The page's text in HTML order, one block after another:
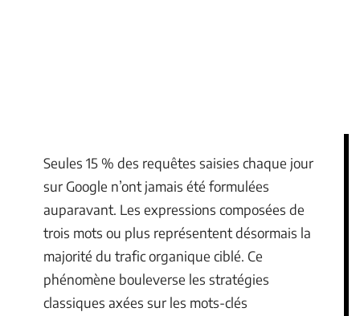
Seules 15 % des requêtes saisies chaque jour
sur Google n’ont jamais été formulées
auparavant. Les expressions composées de
trois mots ou plus représentent désormais la
majorité du trafic organique ciblé. Ce
phénomène bouleverse les stratégies
classiques axées sur les mots-clés